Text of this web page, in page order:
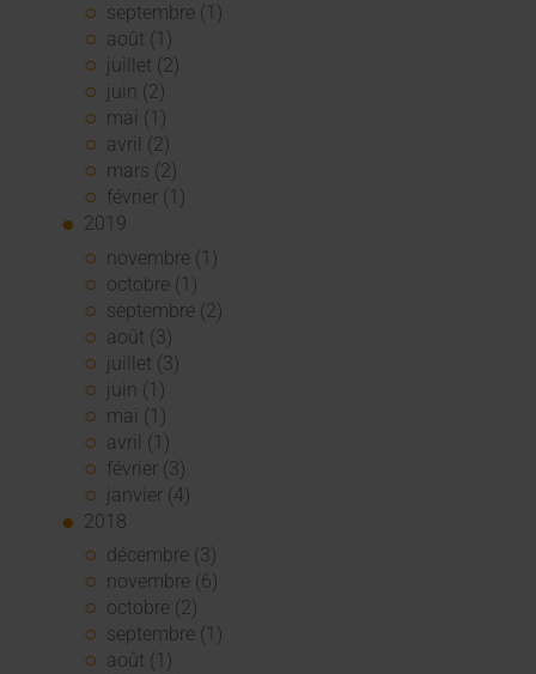
septembre (1)
août (1)
juillet (2)
juin (2)
mai (1)
avril (2)
mars (2)
février (1)
2019
novembre (1)
octobre (1)
septembre (2)
août (3)
juillet (3)
juin (1)
mai (1)
avril (1)
février (3)
janvier (4)
2018
décembre (3)
novembre (6)
octobre (2)
septembre (1)
août (1)